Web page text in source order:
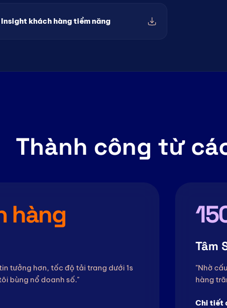
khách hàng tiềm năng
Thành công từ
hàng
tưởng hơn, tốc độ tải trang dưới 1s
bùng nổ doanh số."
Tâm
"Nhờ
hàng
Chi tiết